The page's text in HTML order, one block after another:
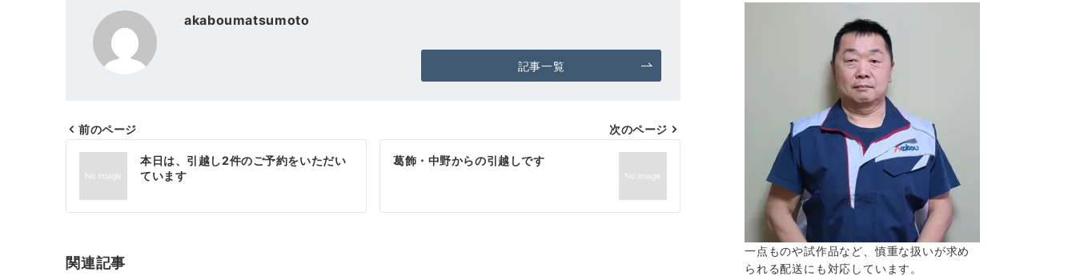
akaboumatsumoto
記事一覧
投
ナ
ゲ
前のページ
本日は、引越し2件のご予約をいただい
ています
次のページ
葛飾・中野からの引越しです
関連記事
一点ものや試作品など、慎重な扱いが求め
られる配送にも対応しています。